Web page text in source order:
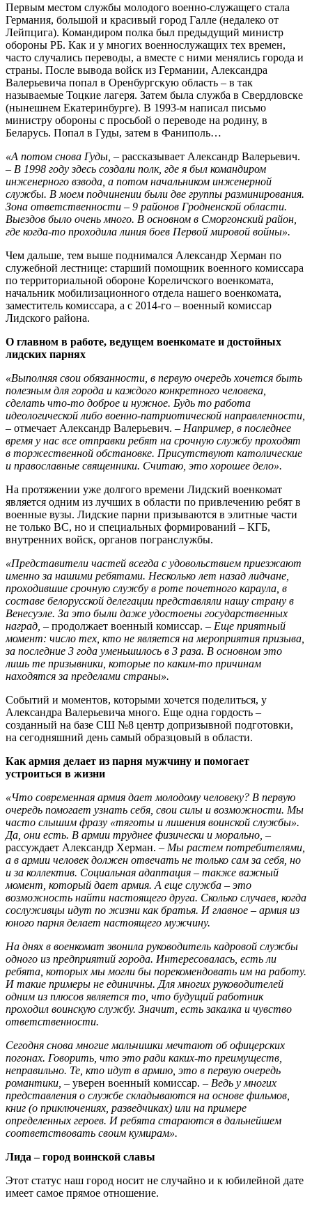
Первым местом службы молодого военно-служащего стала
Германия, большой и красивый город Галле (недалеко от
Лейпцига). Командиром полка был предыдущий министр
обороны РБ. Как и у многих военнослужащих тех времен,
часто случались переводы, а вместе с ними менялись города и
страны. После вывода войск из Германии, Александра
Валерьевича попал в Оренбургскую область – в так
называемые Тоцкие лагеря. Затем была служба в Свердловске
(нынешнем Екатеринбурге). В 1993-м написал письмо
министру обороны с просьбой о переводе на родину, в
Беларусь. Попал в Гуды, затем в Фаниполь…
«А потом снова Гуды, – рассказывает Александр Валерьевич.
– В 1998 году здесь создали полк, где я был командиром
инженерного взвода, а потом начальником инженерной
службы. В моем подчинении были две группы разминирования.
Зона ответственности – 9 районов Гродненской области.
Выездов было очень много. В основном в Сморгонский район,
где когда-то проходила линия боев Первой мировой войны».
Чем дальше, тем выше поднимался Александр Херман по
служебной лестнице: старший помощник военного комиссара
по территориальной обороне Кореличского военкомата,
начальник мобилизационного отдела нашего военкомата,
заместитель комиссара, а с 2014-го – военный комиссар
Лидского района.
О главном в работе, ведущем военкомате и достойных
лидских парнях
«Выполняя свои обязанности, в первую очередь хочется быть
полезным для города и каждого конкретного человека,
сделать что-то доброе и нужное. Будь то работа
идеологической либо военно-патриотической направленности,
– отмечает Александр Валерьевич. – Например, в последнее
время у нас все отправки ребят на срочную службу проходят
в торжественной обстановке. Присутствуют католические
и православные священники. Считаю, это хорошее дело».
На протяжении уже долгого времени Лидский военкомат
является одним из лучших в области по привлечению ребят в
военные вузы. Лидские парни призываются в элитные части
не только ВС, но и специальных формирований – КГБ,
внутренних войск, органов погранслужбы.
«Представители частей всегда с удовольствием приезжают
именно за нашими ребятами. Несколько лет назад лидчане,
проходившие срочную службу в роте почетного караула, в
составе белорусской делегации представляли нашу страну в
Венесуэле. За это были даже удостоены государственных
наград, – продолжает военный комиссар. – Еще приятный
момент: число тех, кто не является на мероприятия призыва,
за последние 3 года уменьшилось в 3 раза. В основном это
лишь те призывники, которые по каким-то причинам
находятся за пределами страны».
Событий и моментов, которыми хочется поделиться, у
Александра Валерьевича много. Еще одна гордость –
созданный на базе СШ №8 центр допризывной подготовки,
на сегодняшний день самый образцовый в области.
Как армия делает из парня мужчину и помогает
устроиться в жизни
«Что современная армия дает молодому человеку? В первую
очередь помогает узнать себя, свои силы и возможности. Мы
часто слышим фразу «тяготы и лишения воинской службы».
Да, они есть. В армии труднее физически и морально, –
рассуждает Александр Херман. – Мы растем потребителями,
а в армии человек должен отвечать не только сам за себя, но
и за коллектив. Социальная адаптация – также важный
момент, который дает армия. А еще служба – это
возможность найти настоящего друга. Сколько случаев, когда
сослуживцы идут по жизни как братья. И главное – армия из
юного парня делает настоящего мужчину.
На днях в военкомат звонила руководитель кадровой службы
одного из предприятий города. Интересовалась, есть ли
ребята, которых мы могли бы порекомендовать им на работу.
И такие примеры не единичны. Для многих руководителей
одним из плюсов является то, что будущий работник
проходил воинскую службу. Значит, есть закалка и чувство
ответственности.
Сегодня снова многие мальчишки мечтают об офицерских
погонах. Говорить, что это ради каких-то преимуществ,
неправильно. Те, кто идут в армию, это в первую очередь
романтики, – уверен военный комиссар. – Ведь у многих
представления о службе складываются на основе фильмов,
книг (о приключениях, разведчиках) или на примере
определенных героев. И ребята стараются в дальнейшем
соответствовать своим кумирам».
Лида – город воинской славы
Этот статус наш город носит не случайно и к юбилейной дате
имеет самое прямое отношение.